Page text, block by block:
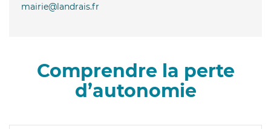
mairie@landrais.fr
Comprendre la perte
d’autonomie